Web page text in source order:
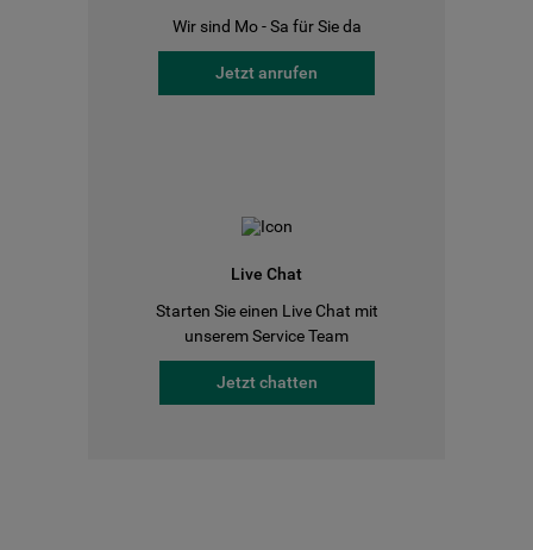
Wir sind Mo - Sa für Sie da
Jetzt anrufen
Live Chat
Starten Sie einen Live Chat mit
unserem Service Team
Jetzt chatten